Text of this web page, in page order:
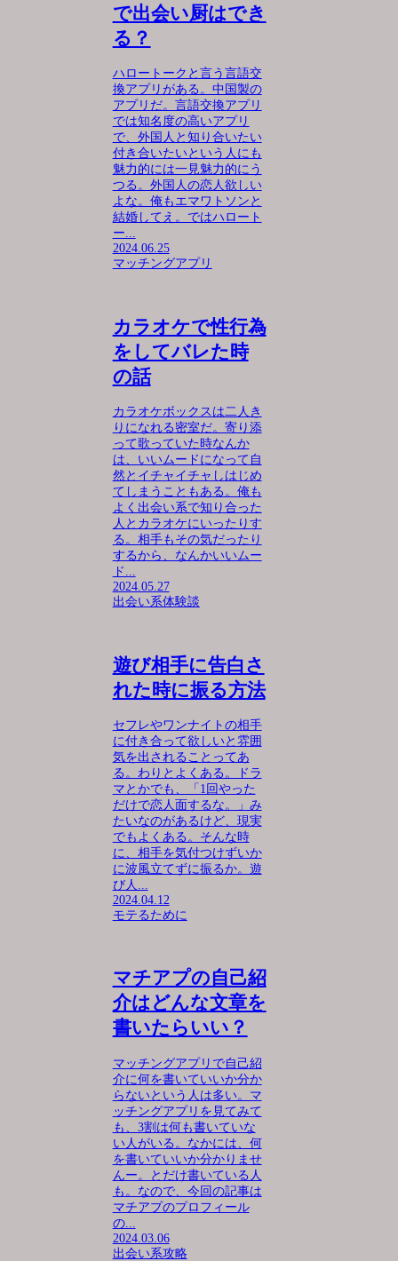
で出会い厨はでき
る？
ハロートークと言う言語交
換アプリがある。中国製の
アプリだ。言語交換アプリ
では知名度の高いアプリ
で、外国人と知り合いたい
付き合いたいという人にも
魅力的には一見魅力的にう
つる。外国人の恋人欲しい
よな。俺もエマワトソンと
結婚してえ。ではハロート
ー...
2024.06.25
マッチングアプリ
カラオケで性行為
をしてバレた時
の話
カラオケボックスは二人き
りになれる密室だ。寄り添
って歌っていた時なんか
は、いいムードになって自
然とイチャイチャしはじめ
てしまうこともある。俺も
よく出会い系で知り合った
人とカラオケにいったりす
る。相手もその気だったり
するから、なんかいいムー
ド...
2024.05.27
出会い系体験談
遊び相手に告白さ
れた時に振る方法
セフレやワンナイトの相手
に付き合って欲しいと雰囲
気を出されることってあ
る。わりとよくある。ドラ
マとかでも、「1回やった
だけで恋人面するな。」み
たいなのがあるけど、現実
でもよくある。そんな時
に、相手を気付つけずいか
に波風立てずに振るか。遊
び人...
2024.04.12
モテるために
マチアプの自己紹
介はどんな文章を
書いたらいい？
マッチングアプリで自己紹
介に何を書いていいか分か
らないという人は多い。マ
ッチングアプリを見てみて
も、3割は何も書いていな
い人がいる。なかには、何
を書いていいか分かりませ
んー。とだけ書いている人
も。なので、今回の記事は
マチアプのプロフィール
の...
2024.03.06
出会い系攻略